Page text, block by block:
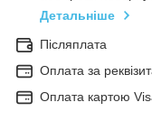
Детальніше
Післяплата
Оплата за
Оплата картою